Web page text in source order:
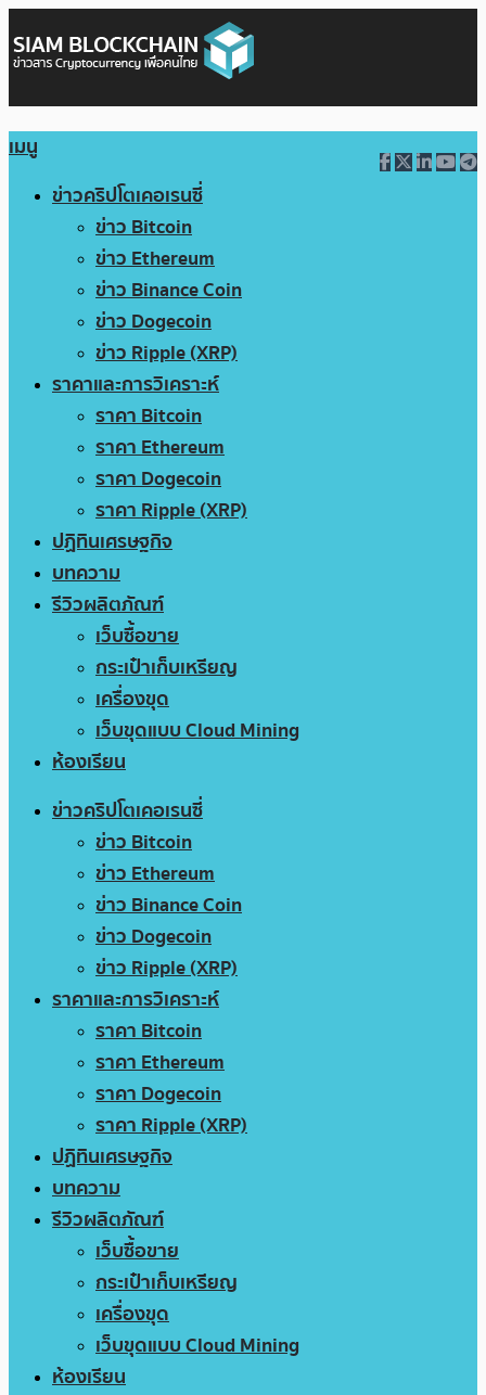
เมนู
ข่าวคริปโตเคอเรนซี่
ข่าว Bitcoin
ข่าว Ethereum
ข่าว Binance Coin
ข่าว Dogecoin
ข่าว Ripple (XRP)
ราคาและการวิเคราะห์
ราคา Bitcoin
ราคา Ethereum
ราคา Dogecoin
ราคา Ripple (XRP)
ปฏิทินเศรษฐกิจ
บทความ
รีวิวผลิตภัณฑ์
เว็บซื้อขาย
กระเป๋าเก็บเหรียญ
เครื่องขุด
เว็บขุดแบบ Cloud Mining
ห้องเรียน
ข่าวคริปโตเคอเรนซี่
ข่าว Bitcoin
ข่าว Ethereum
ข่าว Binance Coin
ข่าว Dogecoin
ข่าว Ripple (XRP)
ราคาและการวิเคราะห์
ราคา Bitcoin
ราคา Ethereum
ราคา Dogecoin
ราคา Ripple (XRP)
ปฏิทินเศรษฐกิจ
บทความ
รีวิวผลิตภัณฑ์
เว็บซื้อขาย
กระเป๋าเก็บเหรียญ
เครื่องขุด
เว็บขุดแบบ Cloud Mining
ห้องเรียน